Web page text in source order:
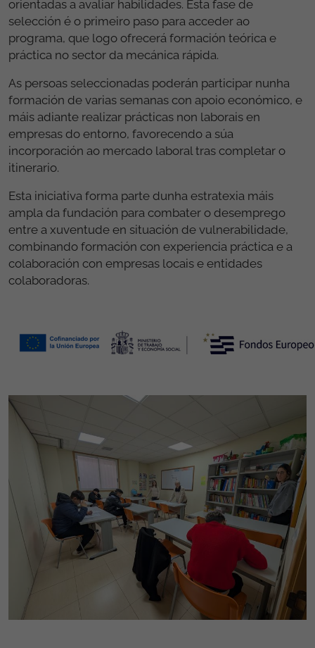
orientadas a avaliar habilidades. Esta fase de
selección é o primeiro paso para acceder ao
programa, que logo ofrecerá formación teórica e
práctica no sector da mecánica rápida.
As persoas seleccionadas poderán participar nunha
formación de varias semanas con apoio económico, e
máis adiante realizar prácticas non laborais en
empresas do entorno, favorecendo a súa
incorporación ao mercado laboral tras completar o
itinerario.
Esta iniciativa forma parte dunha estratexia máis
ampla da fundación para combater o desemprego
entre a xuventude en situación de vulnerabilidade,
combinando formación con experiencia práctica e a
colaboración con empresas locais e entidades
colaboradoras.